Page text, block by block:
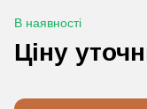
В наявності
Ціну